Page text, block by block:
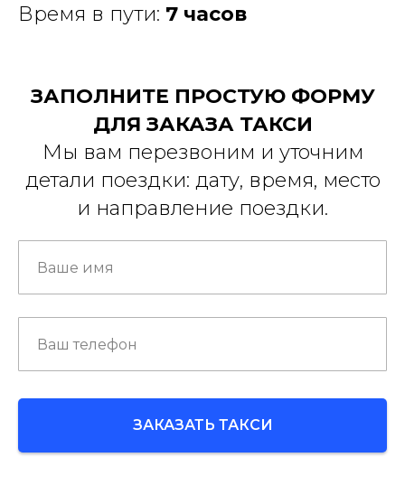
Время в пути: 7 часов
ЗАПОЛНИТЕ ПРОСТУЮ ФОРМУ
ДЛЯ ЗАКАЗА ТАКСИ
Мы вам перезвоним и уточним
детали поездки: дату, время, место
и направление поездки.
ЗАКАЗАТЬ ТАКСИ